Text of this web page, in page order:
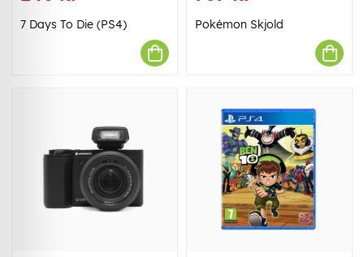
7 Days To Die (PS4) Pokémon Skjold